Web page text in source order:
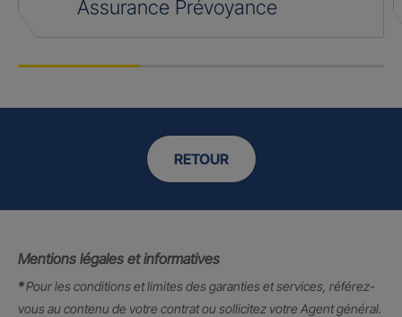
Assurance Prévoyance
RETOUR
Mentions légales et informatives
*Pour les conditions et limites des garanties et services, référez-
vous au contenu de votre contrat ou sollicitez votre Agent général.